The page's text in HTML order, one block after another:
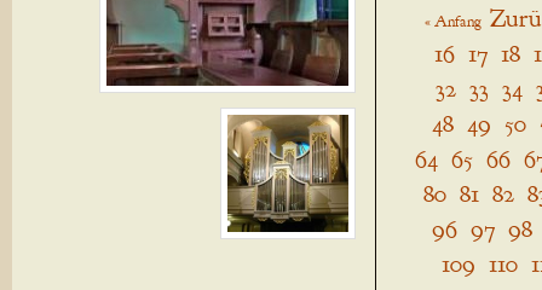
« Anfang
16 17 18
32 33 34
48 49 50
64 65 66
80 81 82
96 97 98
109 110